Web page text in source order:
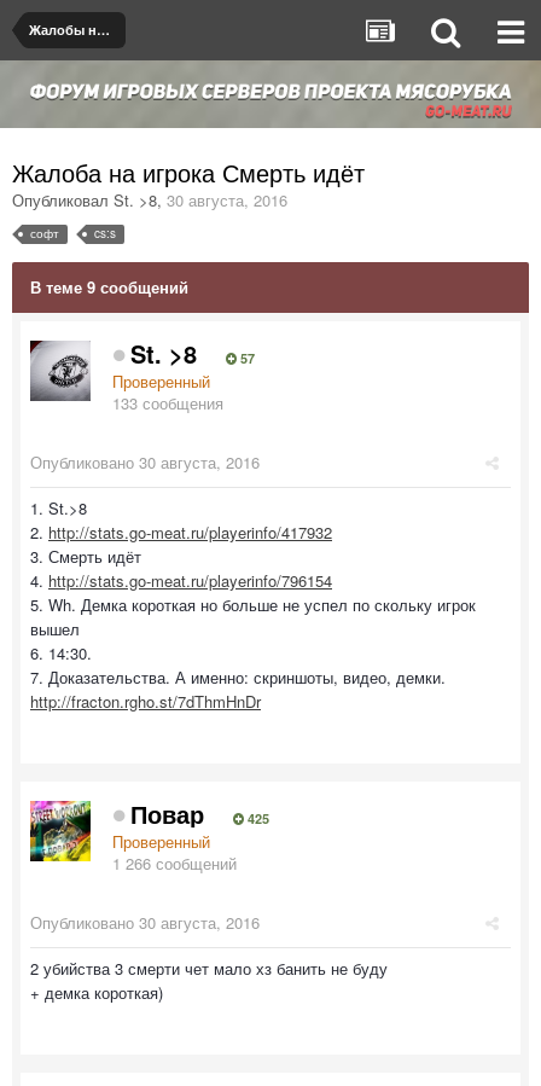
Жалобы на игроков/админов
Жалоба на игрока Смерть идёт
Опубликовал St. >8, 30 августа, 2016
софт cs:s
В теме 9 сообщений
St. >8 57
Проверенный
133 сообщения
Опубликовано 30 августа, 2016
1. St.>8
2. http://stats.go-meat.ru/playerinfo/417932
3. Смерть идёт
4. http://stats.go-meat.ru/playerinfo/796154
5. Wh. Демка короткая но больше не успел по скольку игрок
вышел
6. 14:30.
7. Доказательства. А именно: скриншоты, видео, демки.
http://fracton.rgho.st/7dThmHnDr
Повар 425
Проверенный
1 266 сообщений
Опубликовано 30 августа, 2016
2 убийства 3 смерти чет мало хз банить не буду
+ демка короткая)